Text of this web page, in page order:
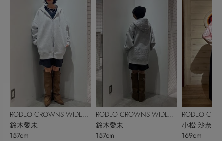
RODEO CROWNS WIDE
BOWL
鈴木愛未
157cm
RODEO CROWNS WIDE
BOWL
鈴木愛未
157cm
RODEO
BOWL
小松 沙奈江
169cm